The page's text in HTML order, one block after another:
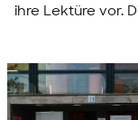
ihre Lektüre vor.